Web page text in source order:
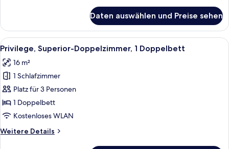
Zweibettzimmer,
2 Einzelbetten
Daten auswählen und Preise sehen
Alle
Fotos
für
Privilege,
Superior-
Doppelzimmer,
1
anzeigen
Privilege, Superior-Doppelzimmer, 1
4
Privilege, Superior-Doppelzimmer, 1 Doppelbett
16 m²
1 Schlafzimmer
Platz für 3 Personen
1 Doppelbett
Kostenloses WLAN
Weitere Details
Weitere